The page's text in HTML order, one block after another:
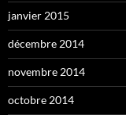
janvier 2015
décembre 2014
novembre 2014
octobre 2014